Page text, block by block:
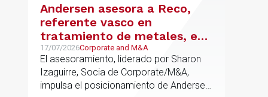
Andersen asesora a Reco,
referente vasco en
tratamiento de metales, en
su venta a Mirai Investments
17/07/2026Corporate and M&A
El asesoramiento, liderado por Sharon
Izaguirre, Socia de Corporate/M&A,
impulsa el posicionamiento de Andersen